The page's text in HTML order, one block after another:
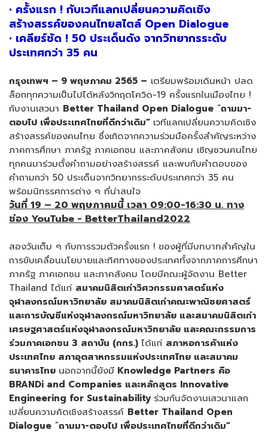
• ครั้งแรก ! กับเวทีแลกเปลี่ยนความคิดเชิง
สร้างสรรค์ของคนไทยสไตล์ Open Dialogue
• เคลียร์ชัด ! 50 ประเด็นดัง จากวิทยากรระดับ
ประเทศกว่า 35 คน
กรุงเทพฯ – 9 พฤษภาคม 2565 – เตรียมพร้อมเดินหน้า ปลด
ล็อกทุกความเป็นไปได้หลังวิกฤตโควิด-19 ครั้งแรกในเมืองไทย !
กับงานเสวนา Better Thailand Open Dialogue “ถามมา-
ตอบไป เพื่อประเทศไทยที่ดีกว่าเดิม” เวทีแลกเปลี่ยนความคิดเชิง
สร้างสรรค์ของคนไทย ซึ่งเกิดจากความร่วมมือครั้งสำคัญระหว่าง
ภาคการศึกษา ภาครัฐ ภาคเอกชน และภาคสังคม เชิญชวนคนไทย
ทุกคนมาร่วมตั้งคำถามอย่างสร้างสรรค์ และพบกับคำตอบของ
คำถามกว่า 50 ประเด็นจากวิทยากรระดับประเทศกว่า 35 คน
พร้อมนิทรรศการต่าง ๆ ที่น่าสนใจ
วันที่ 19 – 20 พฤษภาคมนี้ เวลา 09:00-16:30 น. ทาง
ช่อง YouTube - BetterThailand2022
สองวันเต็ม ๆ กับการรวมตัวครั้งแรก ! ของผู้ที่มีบทบาทสำคัญใน
การขับเคลื่อนนโยบายและทิศทางของประเทศทั้งจากภาคการศึกษา
ภาครัฐ ภาคเอกชน และภาคสังคม โดยมีคณะผู้จัดงาน Better
Thailand ได้แก่ สมาคมนิสิตเก่าวิศวกรรมศาสตร์แห่ง
จุฬาลงกรณ์มหาวิทยาลัย สมาคมนิสิตเก่าคณะพาณิชยศาสตร์
และการบัญชีแห่งจุฬาลงกรณ์มหาวิทยาลัย และสมาคมนิสิตเก่า
เศรษฐศาสตร์แห่งจุฬาลงกรณ์มหาวิทยาลัย และคณะกรรมการ
ร่วมภาคเอกชน 3 สถาบัน (กกร.) ได้แก่ สภาหอการค้าแห่ง
ประเทศไทย สภาอุตสาหกรรมแห่งประเทศไทย และสมาคม
ธนาคารไทย นอกจากนี้ยังมี Knowledge Partners คือ
BRANDi and Companies และหลักสูตร Innovative
Engineering for Sustainability ร่วมกันจัดงานเสวนาแลก
เปลี่ยนความคิดเชิงสร้างสรรค์ Better Thailand Open
Dialogue “ถามมา-ตอบไป เพื่อประเทศไทยที่ดีกว่าเดิม”